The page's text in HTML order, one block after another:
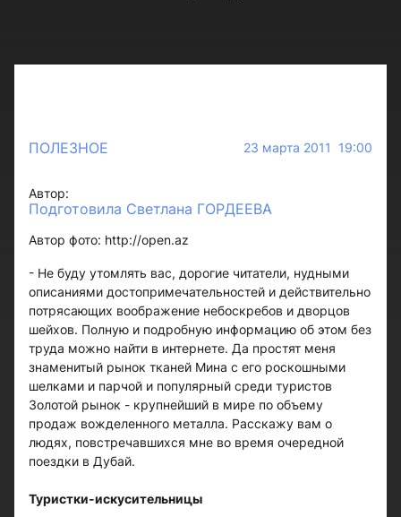
ПОЛЕЗНОЕ 23 марта 2011 19:00
Автор:
Подготовила Светлана ГОРДЕЕВА
Автор фото: http://open.az
- Не буду утомлять вас, дорогие читатели, нудными
описаниями достопримечательностей и действительно
потрясающих воображение небоскребов и дворцов
шейхов. Полную и подробную информацию об этом без
труда можно найти в интернете. Да простят меня
знаменитый рынок тканей Мина с его роскошными
шелками и парчой и популярный среди туристов
Золотой рынок - крупнейший в мире по объему
продаж вожделенного металла. Расскажу вам о
людях, повстречавшихся мне во время очередной
поездки в Дубай.
Туристки-искусительницы